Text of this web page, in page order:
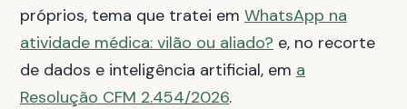
próprios, tema que tratei em WhatsApp na
atividade médica: vilão ou aliado? e, no recorte
de dados e inteligência artificial, em a
Resolução CFM 2.454/2026.